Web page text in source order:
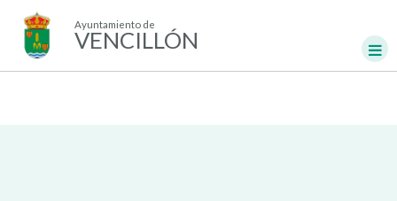
Ayuntamiento de
VENCILLÓN